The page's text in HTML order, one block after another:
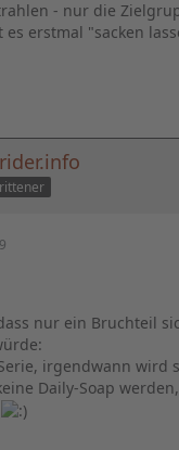
- nur die
erstmal "sacken
nur ein Bruchteil
irgendwann wird
Daily-Soap